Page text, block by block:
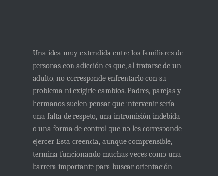
Una idea muy extendida entre los familiares de
personas con adicción es que, al tratarse de un
adulto,no corresponde enfrentarlo con su
problema ni exigirle cambios. Padres, parejas y
hermanos suelen pensar que intervenir sería
una falta de respeto, una intromisión indebida
o una forma de control que no les corresponde
ejercer. Esta creencia, aunque comprensible,
termina funcionando muchas veces como una
barrera importante para buscar orientación